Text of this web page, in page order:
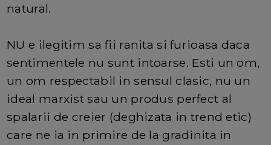
natural.
NU e ilegitim sa fii ranita si furioasa daca
sentimentele nu sunt intoarse. Esti un om,
un om respectabil in sensul clasic, nu un
ideal marxist sau un produs perfect al
spalarii de creier (deghizata in trend etic)
care ne ia in primire de la gradinita in